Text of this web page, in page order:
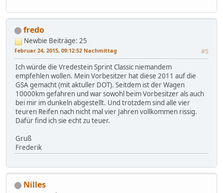
fredo
Newbie Beiträge: 25
Februar 24, 2015, 09:12:52 Nachmittag #5
Ich würde die Vredestein Sprint Classic niemandem
empfehlen wollen. Mein Vorbesitzer hat diese 2011 auf die
GSA gemacht (mit aktuller DOT). Seitdem ist der Wagen
10000km gefahren und war sowohl beim Vorbesitzer als auch
bei mir im dunkeln abgestellt. Und trotzdem sind alle vier
teuren Reifen nach nicht mal vier Jahren vollkommen rissig.
Dafür find ich sie echt zu teuer.
Gruß
Frederik
Nilles